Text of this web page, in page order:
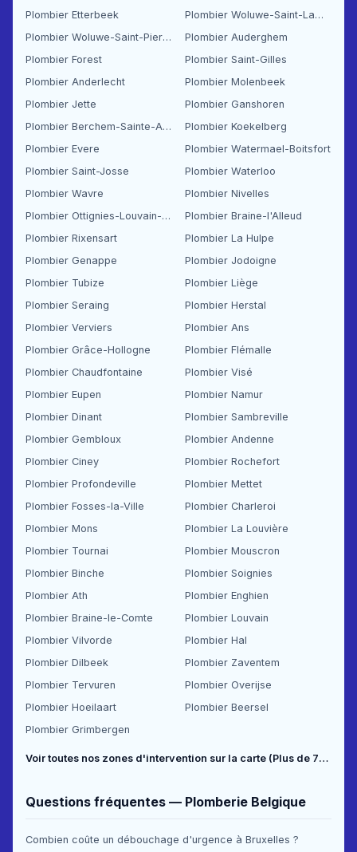
Plombier Etterbeek
Plombier Woluwe-Saint-Lambert
Plombier Woluwe-Saint-Pierre
Plombier Auderghem
Plombier Forest
Plombier Saint-Gilles
Plombier Anderlecht
Plombier Molenbeek
Plombier Jette
Plombier Ganshoren
Plombier Berchem-Sainte-Agathe
Plombier Koekelberg
Plombier Evere
Plombier Watermael-Boitsfort
Plombier Saint-Josse
Plombier Waterloo
Plombier Wavre
Plombier Nivelles
Plombier Ottignies-Louvain-la-Neuve
Plombier Braine-l'Alleud
Plombier Rixensart
Plombier La Hulpe
Plombier Genappe
Plombier Jodoigne
Plombier Tubize
Plombier Liège
Plombier Seraing
Plombier Herstal
Plombier Verviers
Plombier Ans
Plombier Grâce-Hollogne
Plombier Flémalle
Plombier Chaudfontaine
Plombier Visé
Plombier Eupen
Plombier Namur
Plombier Dinant
Plombier Sambreville
Plombier Gembloux
Plombier Andenne
Plombier Ciney
Plombier Rochefort
Plombier Profondeville
Plombier Mettet
Plombier Fosses-la-Ville
Plombier Charleroi
Plombier Mons
Plombier La Louvière
Plombier Tournai
Plombier Mouscron
Plombier Binche
Plombier Soignies
Plombier Ath
Plombier Enghien
Plombier Braine-le-Comte
Plombier Louvain
Plombier Vilvorde
Plombier Hal
Plombier Dilbeek
Plombier Zaventem
Plombier Tervuren
Plombier Overijse
Plombier Hoeilaart
Plombier Beersel
Plombier Grimbergen
Voir toutes nos zones d'intervention sur la carte (Plus de 70 communes couvertes) →
Questions fréquentes — Plomberie Belgique
Combien coûte un débouchage d'urgence à Bruxelles ?